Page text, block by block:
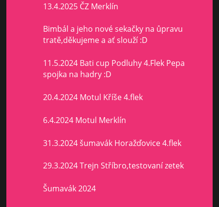
13.4.2025 ČZ Merklín
Bimbál a jeho nové sekačky na ůpravu
tratě,děkujeme a ať slouží :D
11.5.2024 Bati cup Podluhy 4.Flek Pepa
spojka na hadry :D
20.4.2024 Motul Kříše 4.flek
6.4.2024 Motul Merklín
31.3.2024 šumavák Horažďovice 4.flek
29.3.2024 Trejn Stříbro,testovaní zetek
Šumavák 2024